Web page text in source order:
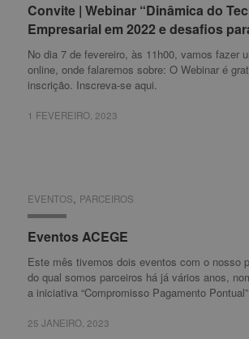
Convite | Webinar “Dinâmica do
Empresarial em 2022 e desafios
No dia 7 de fevereiro, às 11h00, vamos fazer
online, onde falaremos sobre: O Webinar é
inscrição. Inscreva-se aqui.
1 FEVEREIRO, 2023
Convite | Webinar “Dinâmica do
Empresarial em 2022 e desafios
1 FEVEREIRO, 2023
EVENTOS, PARCEIROS
Eventos ACEGE
Este mês tivemos dois eventos com o nosso
do qual somos parceiros há já vários anos,
a iniciativa “Compromisso Pagamento
25 JANEIRO, 2023
EVENTOS PARCEIROS
Eventos ACEGE
25 JANEIRO, 2023